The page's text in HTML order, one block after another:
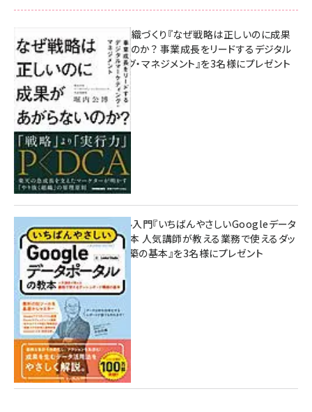
成果を生む組織づくり『なぜ戦略は正しいのに成果
があがらないのか？ 事業成長をリードするデジタル
マーケティング・マネジメント』を3名様にプレゼント
10:00
無料BIツール入門『いちばんやさしいGoogleデータ
ポータルの教本 人気講師が教える業務で使えるダッ
シュボード構築の基本』を3名様にプレゼント
7月31日 10:00